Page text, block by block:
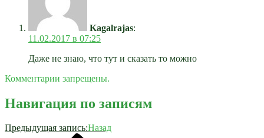
Kagalrajas:
11.02.2017 в 07:25
Даже не знаю, что тут и сказать то можно
Комментарии запрещены.
Навигация по записям
Предыдущая запись:Назад